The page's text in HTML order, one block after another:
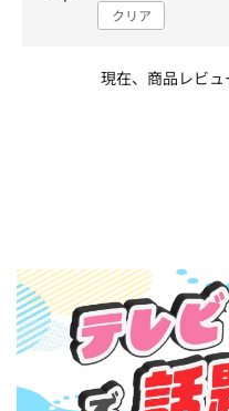
クリア
現在、商品レビュ